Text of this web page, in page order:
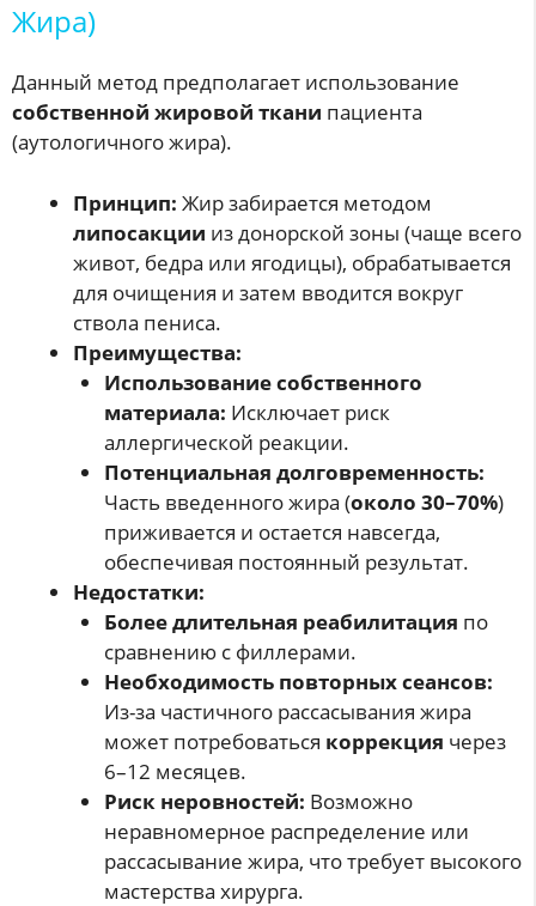
Жира)
Данный метод предполагает использование
собственной жировой ткани пациента
(аутологичного жира).
Принцип: Жир забирается методом
липосакции из донорской зоны (чаще всего
живот, бедра или ягодицы), обрабатывается
для очищения и затем вводится вокруг
ствола пениса.
Преимущества:
Использование собственного
материала: Исключает риск
аллергической реакции.
Потенциальная долговременность:
Часть введенного жира (около 30–70%)
приживается и остается навсегда,
обеспечивая постоянный результат.
Недостатки:
Более длительная реабилитация по
сравнению с филлерами.
Необходимость повторных сеансов:
Из-за частичного рассасывания жира
может потребоваться коррекция через
6–12 месяцев.
Риск неровностей: Возможно
неравномерное распределение или
рассасывание жира, что требует высокого
мастерства хирурга.